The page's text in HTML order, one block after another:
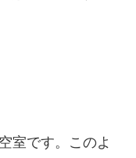
室です。このよ